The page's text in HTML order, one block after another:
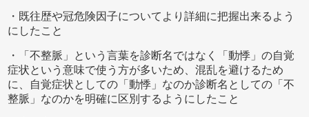
・既往歴や冠危険因子についてより詳細に把握出来るよう
にしたこと
・「不整脈」という言葉を診断名ではなく「動悸」の自覚
症状という意味で使う方が多いため、混乱を避けるため
に、自覚症状としての「動悸」なのか診断名としての「不
整脈」なのかを明確に区別するようにしたこと